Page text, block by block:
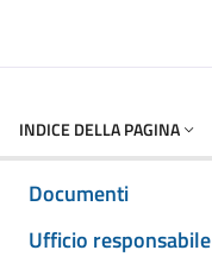
INDICE DELLA PAGINA
Documenti
Ufficio responsabile